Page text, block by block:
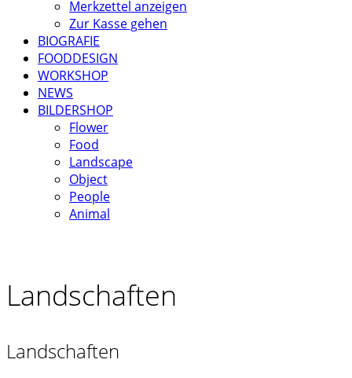
Merkzettel anzeigen
Zur Kasse gehen
BIOGRAFIE
FOODDESIGN
WORKSHOP
NEWS
BILDERSHOP
Flower
Food
Landscape
Object
People
Animal
Landschaften
Landschaften